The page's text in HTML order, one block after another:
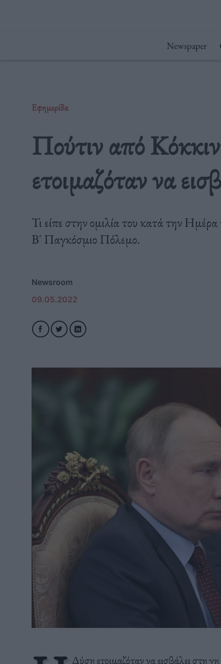
Newspaper
Εφημερίδα
Πούτιν από
ετοιμαζόταν να
Τι είπε στην ομιλία του κατά την Ημέρα
Β' Παγκόσμιο Πόλεμο.
Newsroom
09.05.2022
Δύση ετοιμαζόταν να εισβάλει στη